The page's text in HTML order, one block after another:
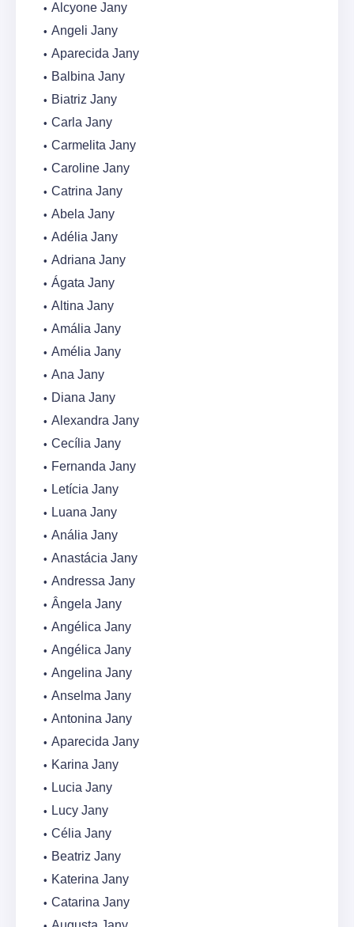
Alcyone Jany
Angeli Jany
Aparecida Jany
Balbina Jany
Biatriz Jany
Carla Jany
Carmelita Jany
Caroline Jany
Catrina Jany
Abela Jany
Adélia Jany
Adriana Jany
Ágata Jany
Altina Jany
Amália Jany
Amélia Jany
Ana Jany
Diana Jany
Alexandra Jany
Cecília Jany
Fernanda Jany
Letícia Jany
Luana Jany
Anália Jany
Anastácia Jany
Andressa Jany
Ângela Jany
Angélica Jany
Angélica Jany
Angelina Jany
Anselma Jany
Antonina Jany
Aparecida Jany
Karina Jany
Lucia Jany
Lucy Jany
Célia Jany
Beatriz Jany
Katerina Jany
Catarina Jany